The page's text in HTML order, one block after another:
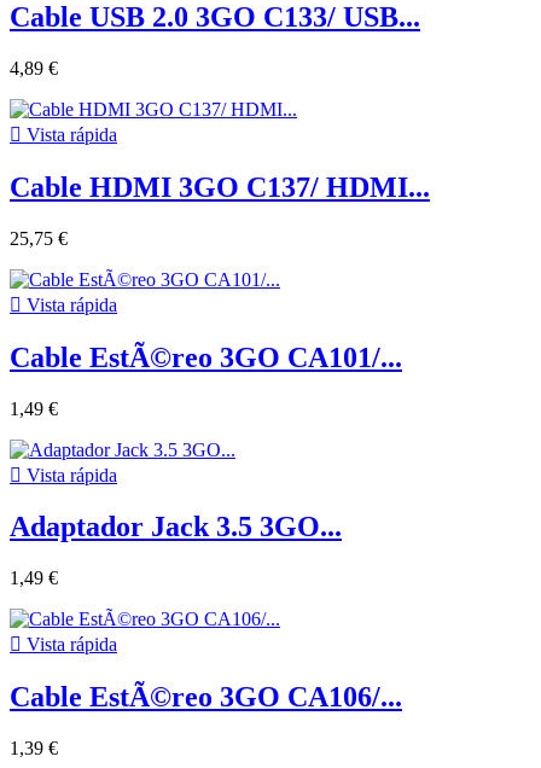
Cable USB 2.0 3GO C133/ USB...
4,89 €
 Vista rápida
Cable HDMI 3GO C137/ HDMI...
25,75 €
 Vista rápida
Cable EstÃ©reo 3GO CA101/...
1,49 €
 Vista rápida
Adaptador Jack 3.5 3GO...
1,49 €
 Vista rápida
Cable EstÃ©reo 3GO CA106/...
1,39 €